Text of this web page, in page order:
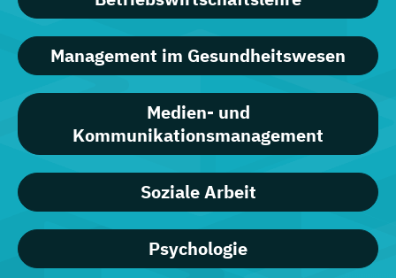
Management im Gesundheitswesen
Medien- und
Kommunikationsmanagement
Soziale Arbeit
Psychologie